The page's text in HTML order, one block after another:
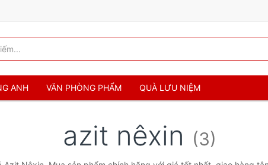
ANH VĂN PHÒNG PHẨM QUÀ LƯU NIỆM
azit nêxin (3)